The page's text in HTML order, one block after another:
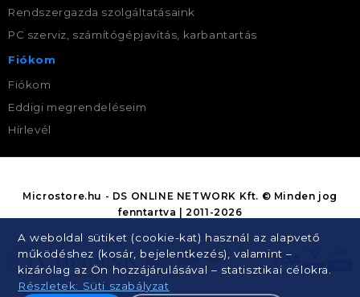
Rendszergazda szolgáltatásaink
PC szerviz, számítógépjavítás, karbantartás
Fiókom
Fiókom
Eddigi megrendeléseim
Hírlevél
A weboldal sütiket (cookie-kat) használ az alapvető
működéshez (kosár, bejelentkezés), valamint –
kizárólag az Ön hozzájárulásával – statisztikai célokra.
Részletek: Süti szabályzat
Microstore.hu - DS ONLINE NETWORK Kft. © Minden jog
fenntartva | 2011-2026